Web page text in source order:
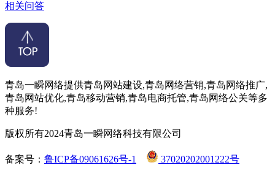
相关问答
青岛一瞬网络提供青岛网站建设,青岛网络营销,青岛网络推广,
青岛网站优化,青岛移动营销,青岛电商托管,青岛网络公关等多
种服务!
版权所有2024青岛一瞬网络科技有限公司
备案号： 鲁ICP备09061626号-1 37020202001222号